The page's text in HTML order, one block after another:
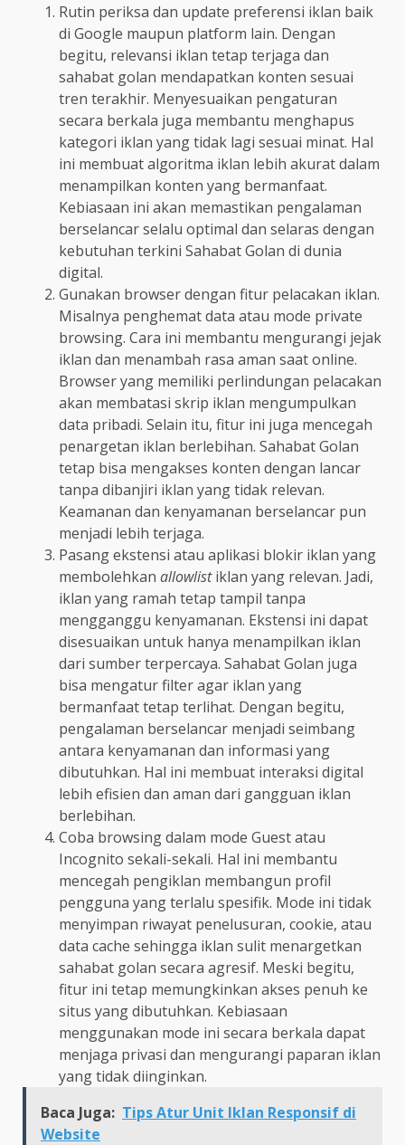
Rutin periksa dan update preferensi iklan baik
di Google maupun platform lain. Dengan
begitu, relevansi iklan tetap terjaga dan
sahabat golan mendapatkan konten sesuai
tren terakhir. Menyesuaikan pengaturan
secara berkala juga membantu menghapus
kategori iklan yang tidak lagi sesuai minat. Hal
ini membuat algoritma iklan lebih akurat dalam
menampilkan konten yang bermanfaat.
Kebiasaan ini akan memastikan pengalaman
berselancar selalu optimal dan selaras dengan
kebutuhan terkini Sahabat Golan di dunia
digital.
Gunakan browser dengan fitur pelacakan iklan.
Misalnya penghemat data atau mode private
browsing. Cara ini membantu mengurangi jejak
iklan dan menambah rasa aman saat online.
Browser yang memiliki perlindungan pelacakan
akan membatasi skrip iklan mengumpulkan
data pribadi. Selain itu, fitur ini juga mencegah
penargetan iklan berlebihan. Sahabat Golan
tetap bisa mengakses konten dengan lancar
tanpa dibanjiri iklan yang tidak relevan.
Keamanan dan kenyamanan berselancar pun
menjadi lebih terjaga.
Pasang ekstensi atau aplikasi blokir iklan yang
membolehkan allowlistiklan yang relevan. Jadi,
iklan yang ramah tetap tampil tanpa
mengganggu kenyamanan. Ekstensi ini dapat
disesuaikan untuk hanya menampilkan iklan
dari sumber terpercaya. Sahabat Golan juga
bisa mengatur filter agar iklan yang
bermanfaat tetap terlihat. Dengan begitu,
pengalaman berselancar menjadi seimbang
antara kenyamanan dan informasi yang
dibutuhkan. Hal ini membuat interaksi digital
lebih efisien dan aman dari gangguan iklan
berlebihan.
Coba browsing dalam mode Guest atau
Incognito sekali-sekali. Hal ini membantu
mencegah pengiklan membangun profil
pengguna yang terlalu spesifik. Mode ini tidak
menyimpan riwayat penelusuran, cookie, atau
data cache sehingga iklan sulit menargetkan
sahabat golan secara agresif. Meski begitu,
fitur ini tetap memungkinkan akses penuh ke
situs yang dibutuhkan. Kebiasaan
menggunakan mode ini secara berkala dapat
menjaga privasi dan mengurangi paparan iklan
yang tidak diinginkan.
Baca Juga: Tips Atur Unit Iklan Responsif di
Website